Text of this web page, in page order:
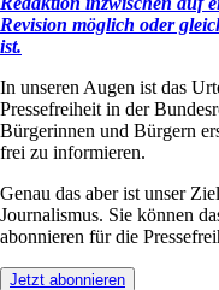
Revision möglich oder
ist.
In unseren Augen ist das
Pressefreiheit in der
Bürgerinnen und Bürgern
frei zu informieren.
Genau das aber ist unser
Journalismus. Sie können
abonnieren für die
Jetzt abonnieren